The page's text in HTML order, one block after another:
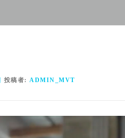
投稿者: ADMIN_MVT